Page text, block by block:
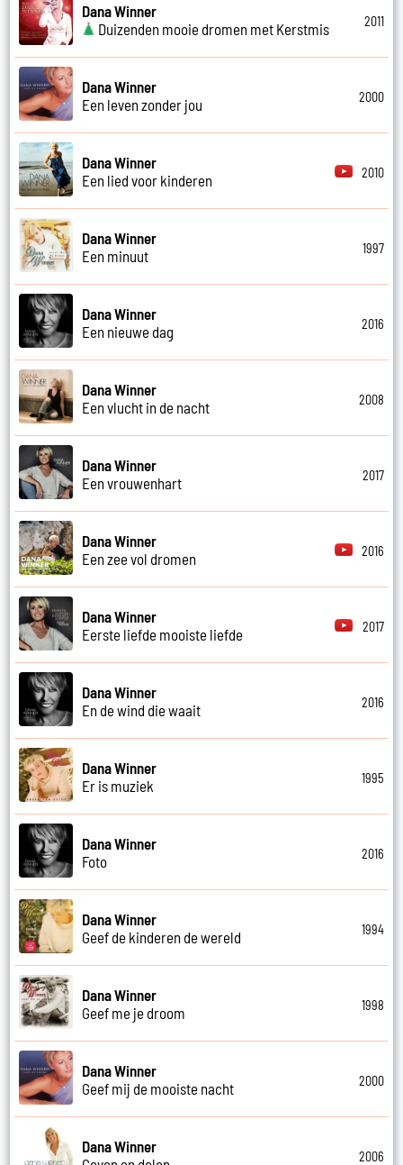
Dana Winner
Duizenden mooie dromen met Kerstmis
2011
Dana Winner
Een leven zonder jou
2000
Dana Winner
Een lied voor kinderen
2010
Dana Winner
Een minuut
1997
Dana Winner
Een nieuwe dag
2016
Dana Winner
Een vlucht in de nacht
2008
Dana Winner
Een vrouwenhart
2017
Dana Winner
Een zee vol dromen
2016
Dana Winner
Eerste liefde mooiste liefde
2017
Dana Winner
En de wind die waait
2016
Dana Winner
Er is muziek
1995
Dana Winner
Foto
2016
Dana Winner
Geef de kinderen de wereld
1994
Dana Winner
Geef me je droom
1998
Dana Winner
Geef mij de mooiste nacht
2000
Dana Winner
2006